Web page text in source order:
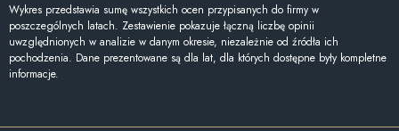
Wykres przedstawia sumę wszystkich ocen przypisanych do firmy w
poszczególnych latach. Zestawienie pokazuje łączną liczbę opinii
uwzględnionych w analizie w danym okresie, niezależnie od źródła ich
pochodzenia. Dane prezentowane są dla lat, dla których dostępne były kompletne
informacje.